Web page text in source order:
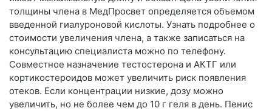
толщины члена в МедПросвет определяется объемом
введенной гиалуроновой кислоты. Узнать подробнее о
стоимости увеличения члена, а также записаться на
консультацию специалиста можно по телефону.
Совместное назначение тестостерона и АКТГ или
кортикостероидов может увеличить риск появления
отеков. Если концентрации низкие, дозу можно
увеличить, но не более чем до 10 г геля в день. Пенис